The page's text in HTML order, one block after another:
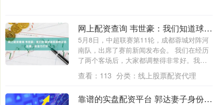
网上配资查询 韦世豪：我们知道球迷很期待这场比赛，会全力打好
5月8日，中超联赛第11轮，成都蓉城对阵河
南队，出席了赛前新闻发布会。 我们在经历
了两个客场后，大家都调整得非常好。我
们....
查看： 113 分类： 线上股票配资代理
靠谱的实盘配资平台 郭达妻子身份曝光！默默支持20次春晚，网友：这才是旺夫天花板